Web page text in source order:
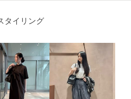
単体の画像をご参照ください。
付けください。
品番：40323000081
商品詳細
タイリング